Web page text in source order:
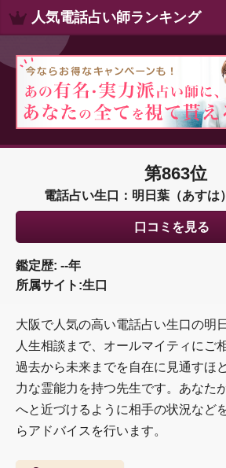
人気電話占い師ランキング
第863位
電話占い生口：明日葉（あすは
口コミを見る
鑑定歴: --年
所属サイト:生口
大阪で人気の高い電話占い生口の明
人生相談まで、オールマイティにご
過去から未来までを自在に見通すほ
力な霊能力を持つ先生です。あなた
へと近づけるように相手の状況など
らアドバイスを行います。